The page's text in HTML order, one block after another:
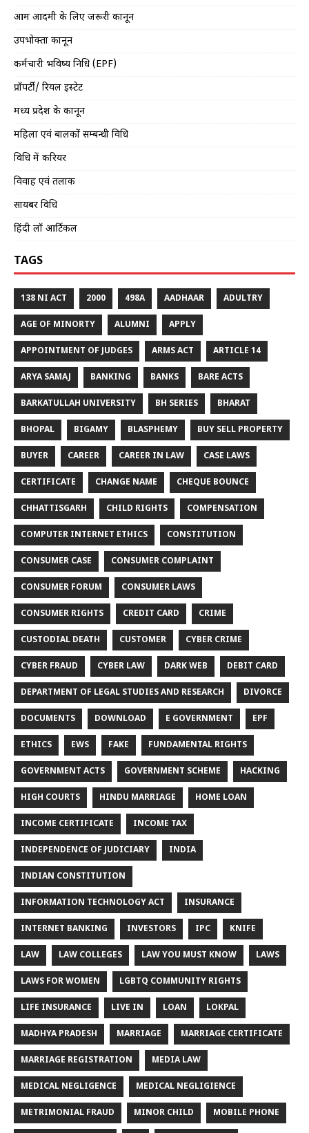
आम आदमी के लिए जरूरी कानून
उपभोक्ता कानून
कर्मचारी भविष्य निधि (EPF)
प्रॉपर्टी/ रियल इस्टेट
मध्य प्रदेश के कानून
महिला एवं बालकों सम्बन्धी विधि
विधि में करियर
विवाह एवं तलाक
सायबर विधि
हिंदी लॉ आर्टिकल
TAGS
138 NI ACT 2000 498A AADHAAR ADULTRY
AGE OF MINORTY ALUMNI APPLY
APPOINTMENT OF JUDGES ARMS ACT ARTICLE 14
ARYA SAMAJ BANKING BANKS BARE ACTS
BARKATULLAH UNIVERSITY BH SERIES BHARAT
BHOPAL BIGAMY BLASPHEMY BUY SELL PROPERTY
BUYER CAREER CAREER IN LAW CASE LAWS
CERTIFICATE CHANGE NAME CHEQUE BOUNCE
CHHATTISGARH CHILD RIGHTS COMPENSATION
COMPUTER INTERNET ETHICS CONSTITUTION
CONSUMER CASE CONSUMER COMPLAINT
CONSUMER FORUM CONSUMER LAWS
CONSUMER RIGHTS CREDIT CARD CRIME
CUSTODIAL DEATH CUSTOMER CYBER CRIME
CYBER FRAUD CYBER LAW DARK WEB DEBIT CARD
DEPARTMENT OF LEGAL STUDIES AND RESEARCH DIVORCE
DOCUMENTS DOWNLOAD E GOVERNMENT EPF
ETHICS EWS FAKE FUNDAMENTAL RIGHTS
GOVERNMENT ACTS GOVERNMENT SCHEME HACKING
HIGH COURTS HINDU MARRIAGE HOME LOAN
INCOME CERTIFICATE INCOME TAX
INDEPENDENCE OF JUDICIARY INDIA
INDIAN CONSTITUTION
INFORMATION TECHNOLOGY ACT INSURANCE
INTERNET BANKING INVESTORS IPC KNIFE
LAW LAW COLLEGES LAW YOU MUST KNOW LAWS
LAWS FOR WOMEN LGBTQ COMMUNITY RIGHTS
LIFE INSURANCE LIVE IN LOAN LOKPAL
MADHYA PRADESH MARRIAGE MARRIAGE CERTIFICATE
MARRIAGE REGISTRATION MEDIA LAW
MEDICAL NEGLIGENCE MEDICAL NEGLIGIENCE
METRIMONIAL FRAUD MINOR CHILD MOBILE PHONE